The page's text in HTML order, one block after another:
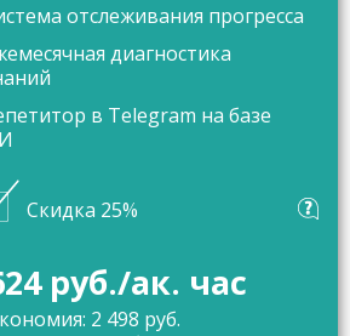
отслеживания прогресса
диагностика
в Telegram на базе
Скидка 25%
руб./ак. час
2 498 руб.